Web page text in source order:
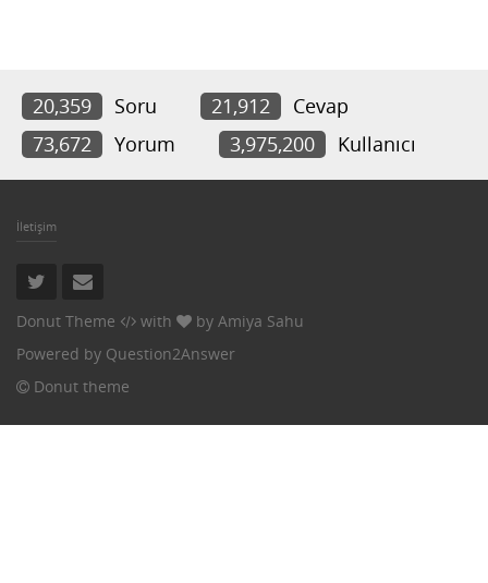
20,359 Soru 21,912
Cevap
73,672
Yorum 3,975,200 Kullanıcı
İletişim
Donut Theme with by Amiya Sahu
Powered by Question2Answer
Donut theme